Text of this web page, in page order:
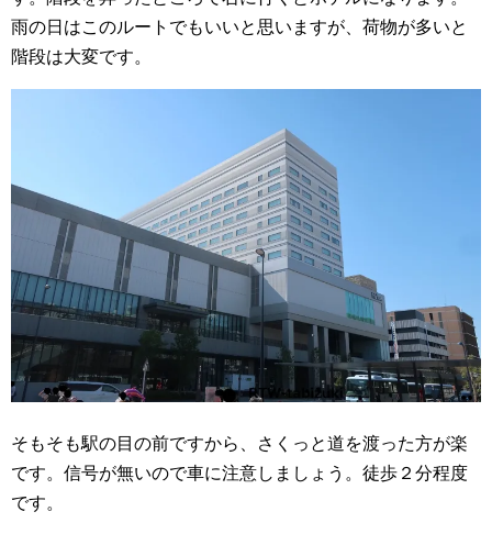
雨の日はこのルートでもいいと思いますが、荷物が多いと
階段は大変です。
そもそも駅の目の前ですから、さくっと道を渡った方が楽
です。信号が無いので車に注意しましょう。徒歩２分程度
です。